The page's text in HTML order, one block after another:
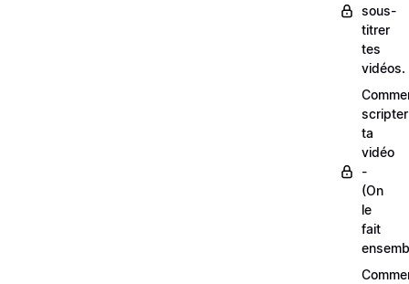
sous-
titrer
tes
vidéos.
scripter
ta
vidéo
-
(On
le
fait